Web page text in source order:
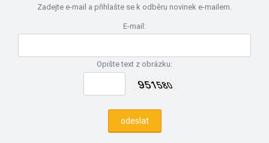
Zadejte e-mail a přihlašte se k odběru novinek e-mailem.
E-mail:
Opište text z obrázku: